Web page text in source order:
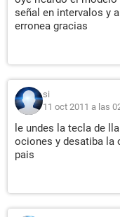
señal en intervalos y
erronea gracias
si
11 oct 2011 a las
le undes la tecla de
ociones y desatiba la
pais